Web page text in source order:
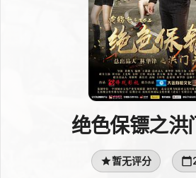
绝色保镖之洪
暂无评分